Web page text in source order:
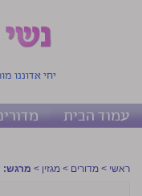
יחי אדוננו
עמוד הבית
ראשי > מדורים > מגזין > מרגש: